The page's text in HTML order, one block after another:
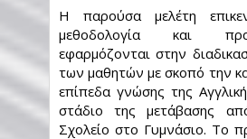
Η παρούσα μελέτη
μεθοδολογία και
εφαρμόζονται στην
των μαθητών με σκοπό την
επίπεδα γνώσης της
στάδιο της μετάβασης
Σχολείο στο Γυμνάσιο. Το